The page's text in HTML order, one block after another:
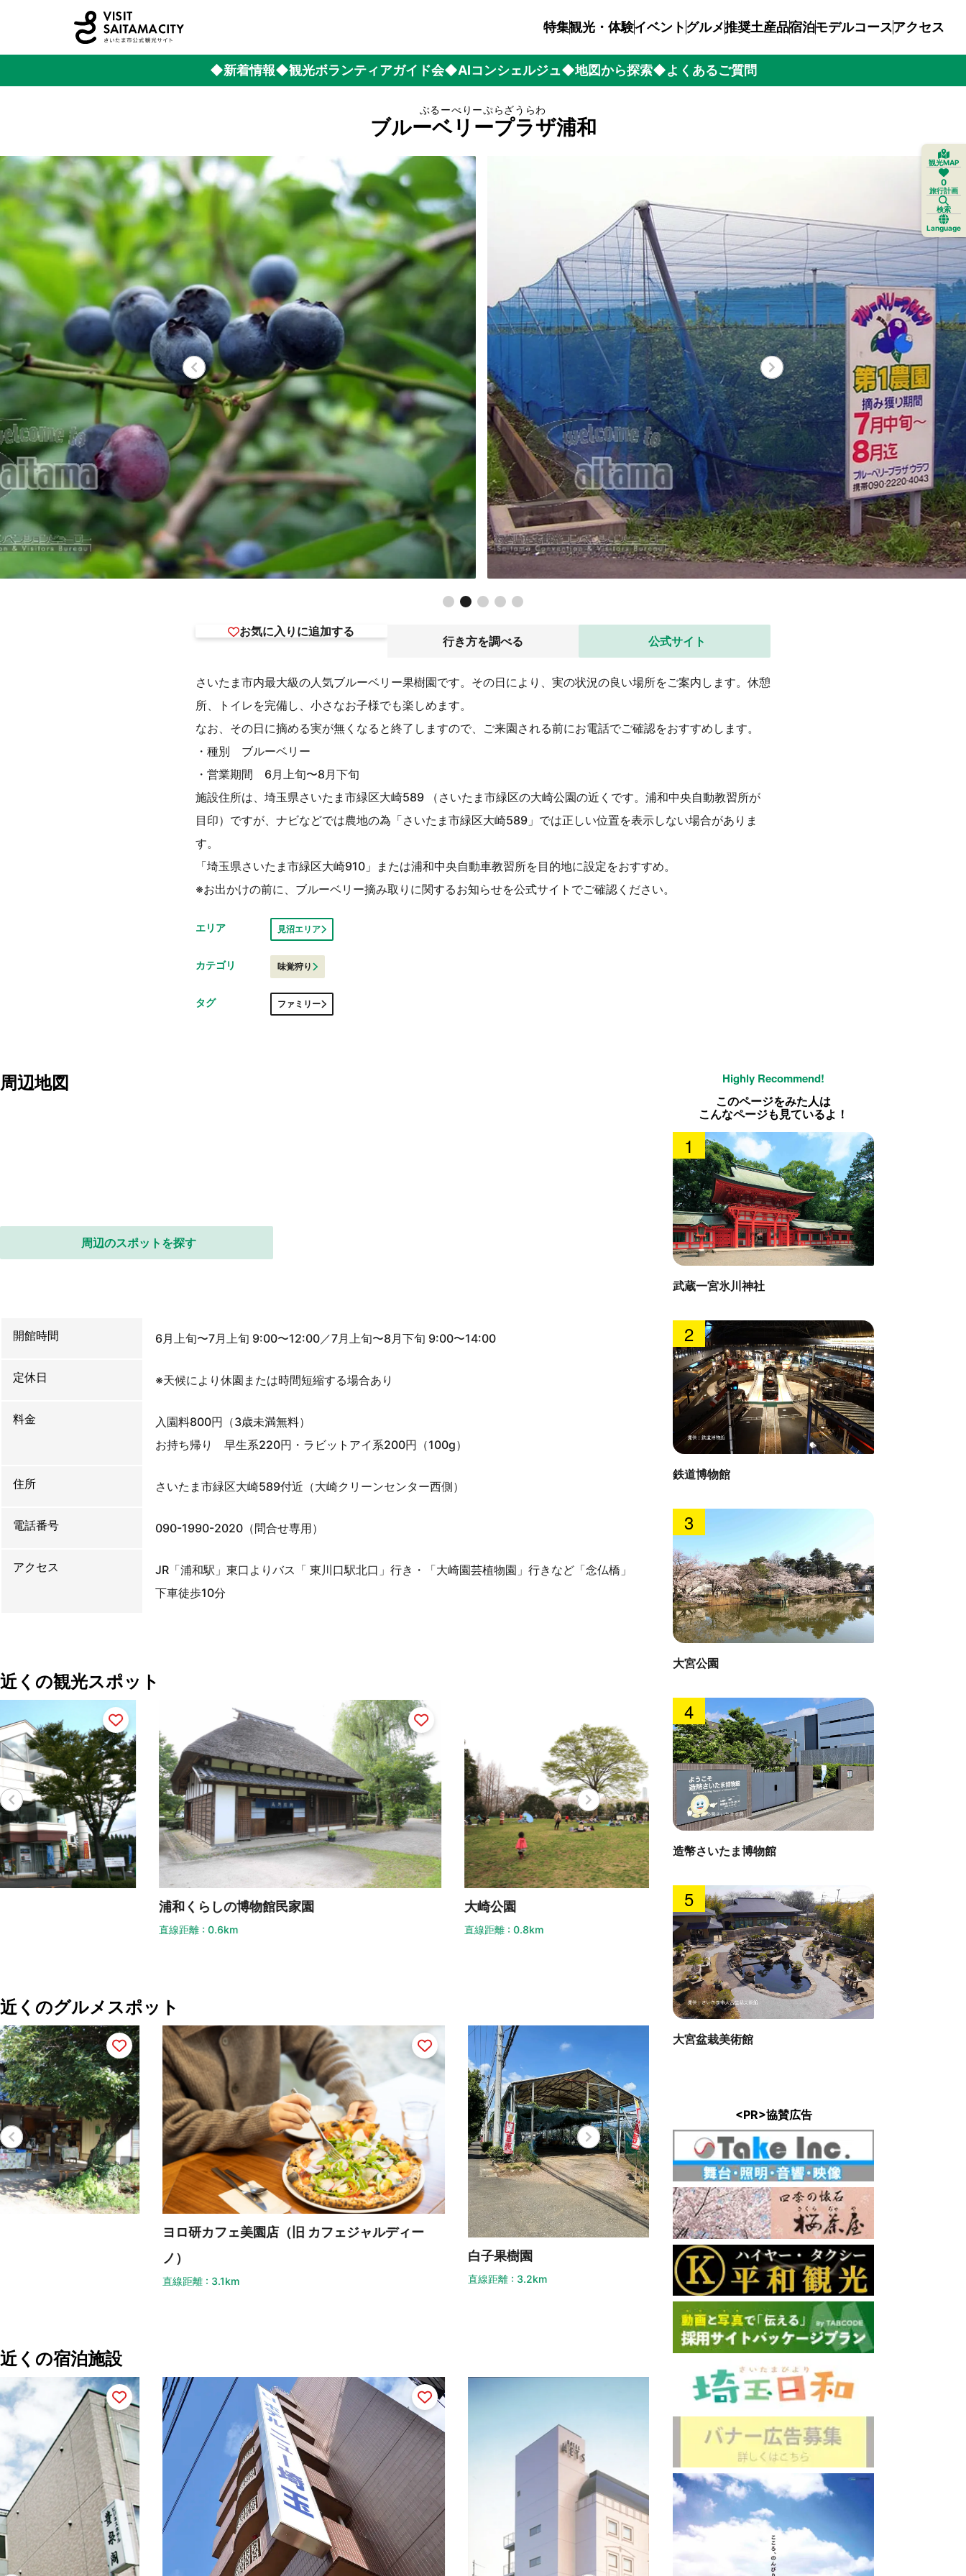
特集観光・体験イベントグルメ推奨土産品宿泊モデルコースアクセス
◆新着情報◆観光ボランティアガイド会◆AIコンシェルジュ◆地図から探索◆よくあるご質問
ブルーベリープラザ浦和
ぶるーべりーぷらざうらわ
お気に入りに追加する
行き方を調べる 公式サイト
さいたま市内最大級の人気ブルーベリー果樹園です。その日により、実の状況の良い場所をご案内します。休憩
所、トイレを完備し、小さなお子様でも楽しめます。
なお、その日に摘める実が無くなると終了しますので、ご来園される前にお電話でご確認をおすすめします。
・種別 ブルーベリー
・営業期間 6月上旬〜8月下旬
施設住所は、埼玉県さいたま市緑区大崎589 （さいたま市緑区の大崎公園の近くです。浦和中央自動教習所が
目印）ですが、ナビなどでは農地の為「さいたま市緑区大崎589」では正しい位置を表示しない場合がありま
す。
「埼玉県さいたま市緑区大崎910」または浦和中央自動車教習所を目的地に設定をおすすめ。
※お出かけの前に、ブルーベリー摘み取りに関するお知らせを公式サイトでご確認ください。
エリア 見沼エリア
カテゴリ 味覚狩り
タグ ファミリー
周辺地図
周辺のスポットを探す
開館時間 6月上旬〜7月上旬 9:00〜12:00／7月上旬〜8月下旬 9:00〜14:00
定休日 ※天候により休園または時間短縮する場合あり
料金
入園料800円（3歳未満無料）
お持ち帰り 早生系220円・ラビットアイ系200円（100g）
住所 さいたま市緑区大崎589付近（大崎クリーンセンター西側）
電話番号 090-1990-2020（問合せ専用）
アクセス
JR「浦和駅」東口よりバス「 東川口駅北口」行き・「大崎園芸植物園」行きなど「念仏橋」
下車徒歩10分
近くの観光スポット
大崎公園
直線距離 : 1.1km
近くのグルメスポット
ヨロ研カフェ美園店（旧 カフェジャルディー
岩槻いちご狩り観光農園
直線距離 : 3.8km
近くの宿泊施設
このページをみた人は
こんなページも見ているよ！
武蔵一宮氷川神社
1
鉄道博物館
2
大宮公園
3
造幣さいたま博物館
4
大宮盆栽美術館
5
<PR>協賛広告
観光MAP
0
旅行計画
検索
Language